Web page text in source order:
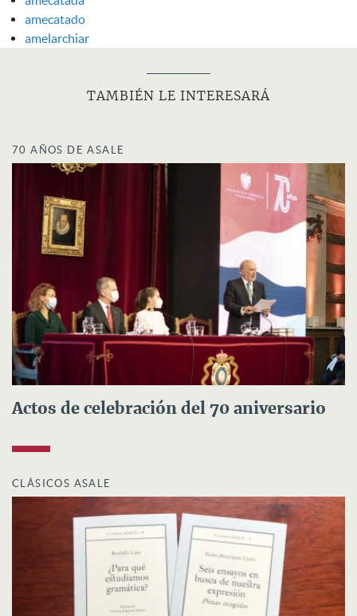
amecatado
amelarchiar
TAMBIÉN LE INTERESARÁ
70 AÑOS DE ASALE
Actos de celebración del 70 aniversario
CLÁSICOS ASALE